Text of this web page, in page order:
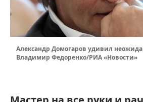
Александр Домогаров удивил
Владимир Федоренко/РИА «Новости»